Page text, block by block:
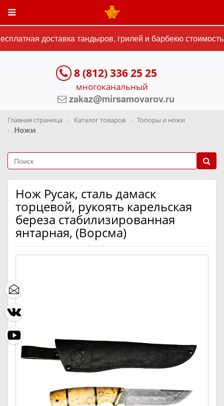
доставка тандыров, грилей и барбекю
8 (812) 336 25 25
многоканальный
zakaz@mirsamovarov.ru
Главная страница Каталог товаров Топоры и ножи
Ножи
Нож Русак, сталь дамаск
торцевой, рукоять карельская
береза стабилизированная
янтарная, (Ворсма)